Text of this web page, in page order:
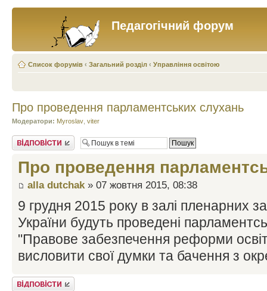
Педагогічний форум
Список форумів ‹ Загальний розділ ‹ Управління освітою
Про проведення парламентських слухань
Модератори: Myroslav viter
Відповісти
Про проведення
alla dutchak » 07 жовтня 2015, 08:38
9 грудня 2015 року в залі пленарних
України будуть проведені
"Правове забезпечення реформи
висловити свої думки та бачення з
Відповісти